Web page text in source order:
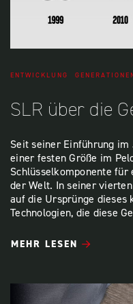
ENTWICKLUNG
SLR über die
Seit seiner Einführung im
einer festen Größe im
Schlüsselkomponente
der Welt. In seiner
auf die Ursprünge dieses
Technologien, die diese
MEHR LESEN